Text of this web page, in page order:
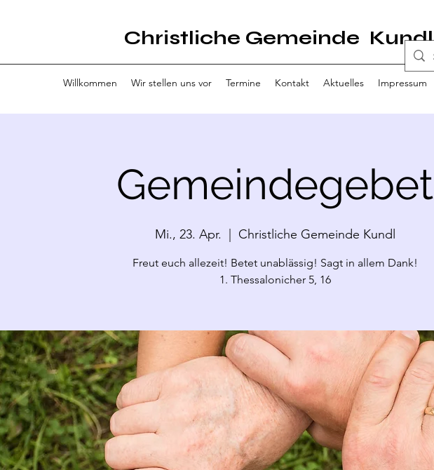
Christliche Gemeinde Kundl
Willkommen Wir stellen uns vor Termine Kontakt Aktuelles Impressum
Gemeindegebet
Mi., 23. Apr. Christliche Gemeinde Kundl
Freut euch allezeit! Betet unablässig! Sagt in allem Dank!
1. Thessalonicher 5, 16